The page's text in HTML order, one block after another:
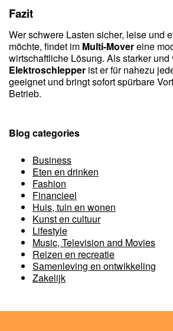
Fazit
Wer schwere Lasten sicher, leise und
möchte, findet im Multi-Movereine
wirtschaftliche Lösung. Als starker
Elektroschlepper ist er für nahezu
geeignet und bringt sofort spürbare
Betrieb.
Blog categories
Business
Eten en drinken
Fashion
Financieel
Huis, tuin en wonen
Kunst en cultuur
Lifestyle
Music, Television and Movies
Reizen en recreatie
Samenleving en ontwikkeling
Zakelijk